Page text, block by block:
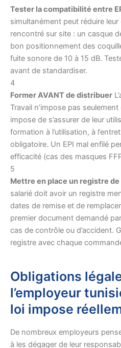
Tester la compatibilité entre
simultanément peut réduire
rencontré sur site : un casque
bon positionnement des
fuite sonore de 10 à 15 dB.
avant de standardiser.
4
Former AVANT de distribuer
Travail n’impose pas
impose de s’assurer de leur
formation à l’utilisation, à
obligatoire. Un EPI mal enfilé
efficacité (cas des masques
5
Mettre en place un registre
salarié doit avoir un registre
dates de remise et de
premier document demandé
cas de contrôle ou d’accident.
registre avec chaque
Obligations
l’employeur
loi impose
De nombreux employeurs
à les dégager de leur